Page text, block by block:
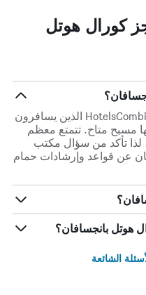
كورال هوتل
نعم. غالبً ما يبحث مستخدمو HotelsCombined الذين يسافرون
مسبح متاح. تتمتع معظم
تأكد من سؤال مكتب
عن قواعد وإرشادات حمام
هوتل بانجسافان؟
الشائعة